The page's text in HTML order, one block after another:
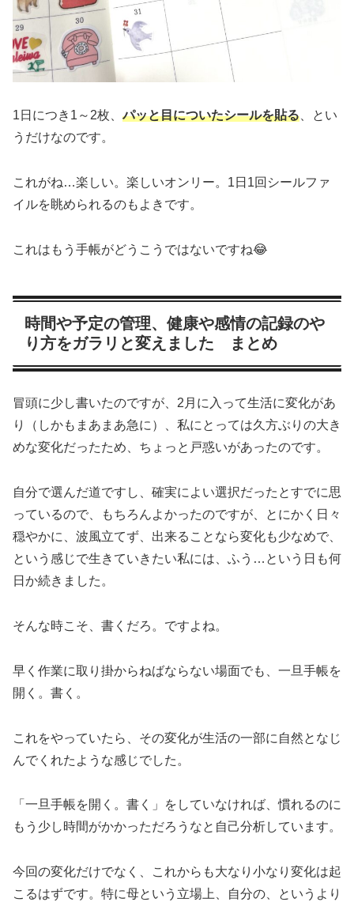
1日につき1～2枚、パッと目についたシールを貼る、とい
うだけなのです。
これがね…楽しい。楽しいオンリー。1日1回シールファ
イルを眺められるのもよきです。
これはもう手帳がどうこうではないですね😂
時間や予定の管理、健康や感情の記録のや
り方をガラリと変えました まとめ
冒頭に少し書いたのですが、2月に入って生活に変化があ
り（しかもまあまあ急に）、私にとっては久方ぶりの大き
めな変化だったため、ちょっと戸惑いがあったのです。
自分で選んだ道ですし、確実によい選択だったとすでに思
っているので、もちろんよかったのですが、とにかく日々
穏やかに、波風立てず、出来ることなら変化も少なめで、
という感じで生きていきたい私には、ふう…という日も何
日か続きました。
そんな時こそ、書くだろ。ですよね。
早く作業に取り掛からねばならない場面でも、一旦手帳を
開く。書く。
これをやっていたら、その変化が生活の一部に自然となじ
んでくれたような感じでした。
「一旦手帳を開く。書く」をしていなければ、慣れるのに
もう少し時間がかかっただろうなと自己分析しています。
今回の変化だけでなく、これからも大なり小なり変化は起
こるはずです。特に母という立場上、自分の、というより